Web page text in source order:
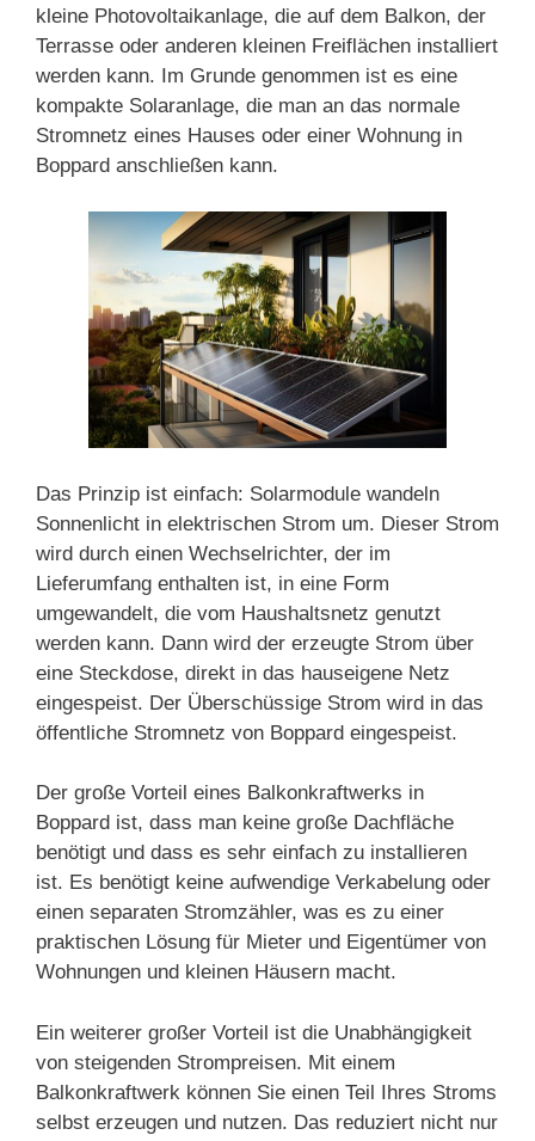
kleine Photovoltaikanlage, die auf dem Balkon, der
Terrasse oder anderen kleinen Freiflächen installiert
werden kann. Im Grunde genommen ist es eine
kompakte Solaranlage, die man an das normale
Stromnetz eines Hauses oder einer Wohnung in
Boppard anschließen kann.
Das Prinzip ist einfach: Solarmodule wandeln
Sonnenlicht in elektrischen Strom um. Dieser Strom
wird durch einen Wechselrichter, der im
Lieferumfang enthalten ist, in eine Form
umgewandelt, die vom Haushaltsnetz genutzt
werden kann. Dann wird der erzeugte Strom über
eine Steckdose, direkt in das hauseigene Netz
eingespeist. Der Überschüssige Strom wird in das
öffentliche Stromnetz von Boppard eingespeist.
Der große Vorteil eines Balkonkraftwerks in
Boppard ist, dass man keine große Dachfläche
benötigt und dass es sehr einfach zu installieren
ist. Es benötigt keine aufwendige Verkabelung oder
einen separaten Stromzähler, was es zu einer
praktischen Lösung für Mieter und Eigentümer von
Wohnungen und kleinen Häusern macht.
Ein weiterer großer Vorteil ist die Unabhängigkeit
von steigenden Strompreisen. Mit einem
Balkonkraftwerk können Sie einen Teil Ihres Stroms
selbst erzeugen und nutzen. Das reduziert nicht nur